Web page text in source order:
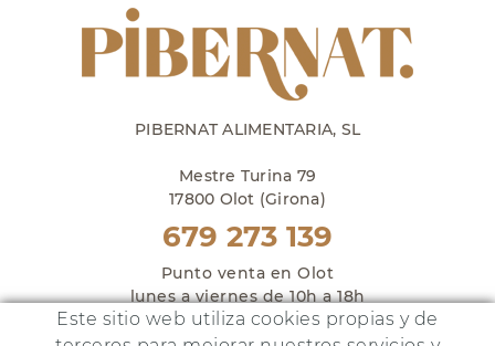
PIBERNAT ALIMENTARIA, SL
Mestre Turina 79
17800 Olot (Girona)
679 273 139
Punto venta en Olot
lunes a viernes de 10h a 18h
y sábados de 10h a 14h
Este sitio web utiliza cookies propias y de